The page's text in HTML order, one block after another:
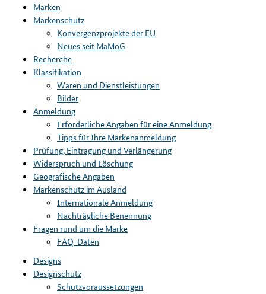
Marken
Markenschutz
Konvergenzprojekte der EU
Neues seit MaMoG
Recherche
Klassifikation
Waren und Dienstleistungen
Bilder
Anmeldung
Erforderliche Angaben für eine Anmeldung
Tipps für Ihre Markenanmeldung
Prüfung, Eintragung und Verlängerung
Widerspruch und Löschung
Geografische Angaben
Markenschutz im Ausland
Internationale Anmeldung
Nachträgliche Benennung
Fragen rund um die Marke
FAQ-Daten
Designs
Designschutz
Schutzvoraussetzungen